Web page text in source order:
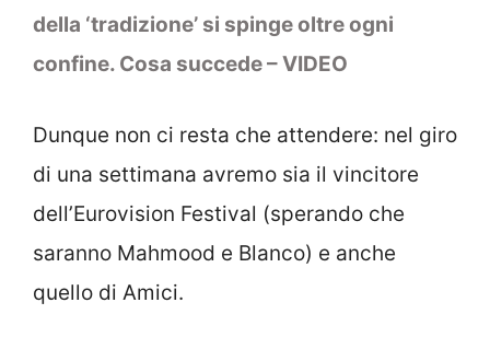
della ‘tradizione’ si spinge oltre ogni
confine. Cosa succede – VIDEO
Dunque non ci resta che attendere: nel giro
di una settimana avremo sia il vincitore
dell’Eurovision Festival (sperando che
saranno Mahmood e Blanco) e anche
quello di Amici.